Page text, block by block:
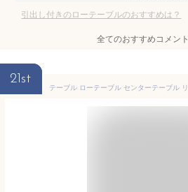
引出し付きのローテーブルのおすすめは？
全てのおすすめコメント
21st